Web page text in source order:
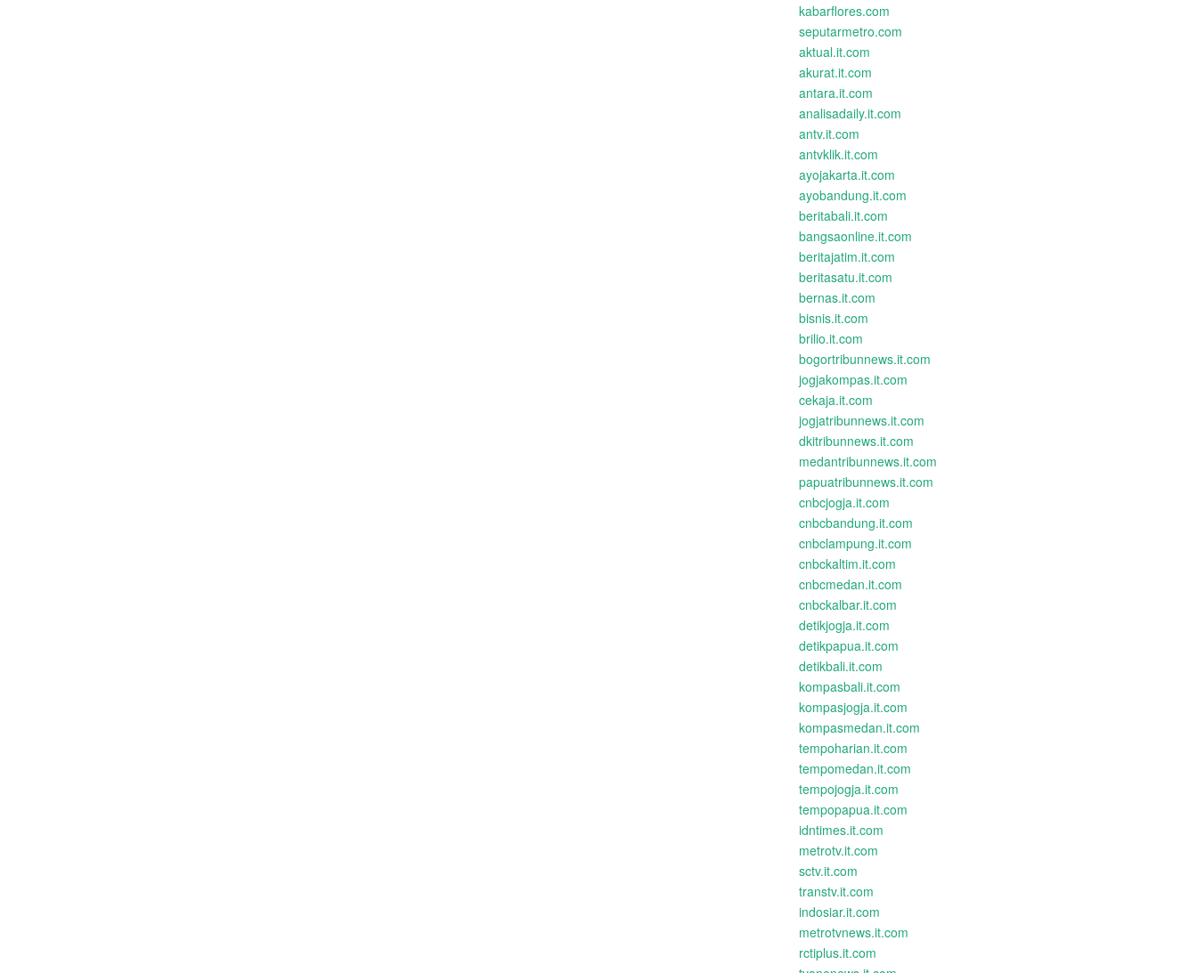
kabarflores.com
seputarmetro.com
aktual.it.com
akurat.it.com
antara.it.com
analisadaily.it.com
antv.it.com
antvklik.it.com
ayojakarta.it.com
ayobandung.it.com
beritabali.it.com
bangsaonline.it.com
beritajatim.it.com
beritasatu.it.com
bernas.it.com
bisnis.it.com
brilio.it.com
bogortribunnews.it.com
jogjakompas.it.com
cekaja.it.com
jogjatribunnews.it.com
dkitribunnews.it.com
medantribunnews.it.com
papuatribunnews.it.com
cnbcjogja.it.com
cnbcbandung.it.com
cnbclampung.it.com
cnbckaltim.it.com
cnbcmedan.it.com
cnbckalbar.it.com
detikjogja.it.com
detikpapua.it.com
detikbali.it.com
kompasbali.it.com
kompasjogja.it.com
kompasmedan.it.com
tempoharian.it.com
tempomedan.it.com
tempojogja.it.com
tempopapua.it.com
idntimes.it.com
metrotv.it.com
sctv.it.com
transtv.it.com
indosiar.it.com
metrotvnews.it.com
rctiplus.it.com